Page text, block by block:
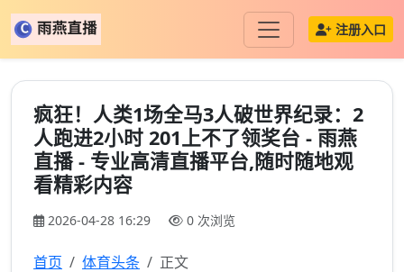
注册入口
疯狂！人类1场全马3人破世界纪录：2
人跑进2小时 201上不了领奖台 - 雨燕
直播 - 专业高清直播平台,随时随地观
看精彩内容
2026-04-28 16:29 0 次浏览
首页 体育头条 正文